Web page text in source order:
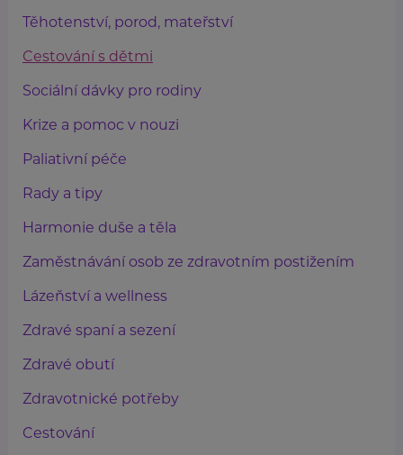
Těhotenství, porod, mateřství
Cestování s dětmi
Sociální dávky pro rodiny
Krize a pomoc v nouzi
Paliativní péče
Rady a tipy
Harmonie duše a těla
Zaměstnávání osob ze zdravotním postižením
Lázeňství a wellness
Zdravé spaní a sezení
Zdravé obutí
Zdravotnické potřeby
Cestování